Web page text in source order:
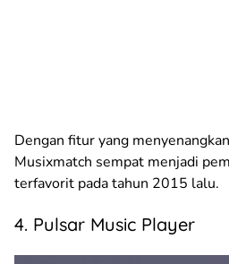
Dengan fitur yang
Musixmatch sempat menjadi
terfavorit pada tahun 2015 lalu.
4. Pulsar Music Player